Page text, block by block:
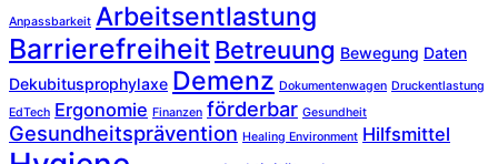
Anpassbarkeit Arbeitsentlastung
BarrierefreiheitBetreuung Bewegung Daten
Dekubitusprophylaxe Demenz Dokumentenwagen Druckentlastung
EdTech Ergonomie Finanzen förderbar Gesundheit
Gesundheitsprävention Healing Environment Hilfsmittel